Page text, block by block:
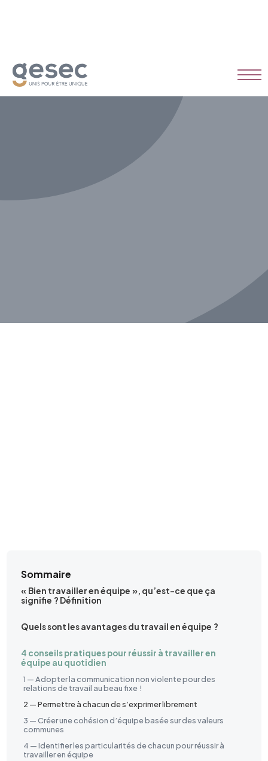
Sommaire
« Bien travailler en équipe », qu’est-ce que ça
signifie ? Définition
Quels sont les avantages du travail en équipe ?
4 conseils pratiques pour réussir à travailler en
équipe au quotidien
1 — Adopter la communication non violente pour des
relations de travail au beau fixe !
2 — Permettre à chacun de s’exprimer librement
3 — Créer une cohésion d’équipe basée sur des valeurs
communes
4 — Identifier les particularités de chacun pour réussir à
travailler en équipe